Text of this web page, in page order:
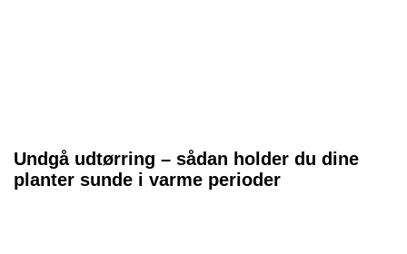
Undgå udtørring – sådan holder du dine
planter sunde i varme perioder